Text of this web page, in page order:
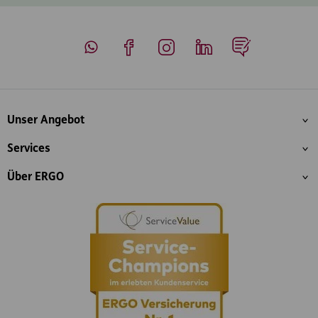
Inhaltsübersicht
Unser Angebot
Services
Über ERGO